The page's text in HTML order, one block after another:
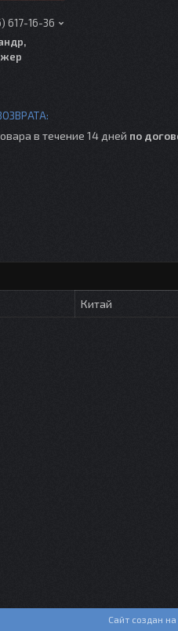
617-16-36
в течение 14 дней по
Китай
Сайт создан